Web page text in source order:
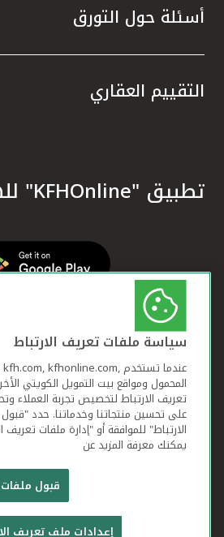
أسئلة حول التورق
التقييم العقاري
تطبيق "KFHOnline" للهواتف الذكية
بيت التمويل الكويتي جميع
شروط وأحكام استخدام الموقع
سياسة ملفات تعريف الارتباط
المحمول ومواقع بيت التمويل الكويتي
تعريف الارتباط لتخصيص تجربة العملاء
على تحسين منتجاتنا وخدماتنا. حدد
الارتباط" للموافقة أو "إدارة ملفات تعريف
يمكنك معرفة المزيد عن
قبول ملفات
إعدادات ملف تعريف